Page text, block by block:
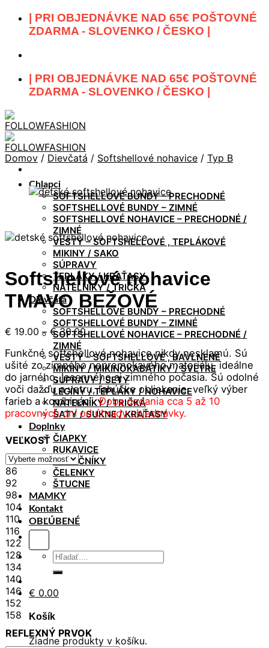
Skip
| PRI OBJEDNÁVKE NAD 65€ POŠTOVNÉ
ZDARMA - SLOVENKO / ČESKO |
| PRI OBJEDNÁVKE NAD 65€ POŠTOVNÉ
ZDARMA - SLOVENKO / ČESKO |
Chlapci
SOFTSHELLOVÉ BUNDY – PRECHODNÉ
SOFTSHELLOVÉ BUNDY – ZIMNÉ
SOFTSHELLOVÉ NOHAVICE – PRECHODNÉ /
ZIMNÉ
VESTY – SOFTSHELLOVÉ , TEPLÁKOVÉ
MIKINY / SAKO
SÚPRAVY
TEPLÁKY / KRAŤASY
NÁTELNÍKY / TRIČKÁ
Dievčatá
SOFTSHELLOVÉ BUNDY – PRECHODNÉ
SOFTSHELLOVÉ BUNDY – ZIMNÉ
SOFTSHELLOVÉ NOHAVICE – PRECHODNÉ /
ZIMNÉ
VESTY – SOFTSHELLOVÉ , BAVLNENÉ
MIKINY / MIKINOKABÁTIKY / SVETRE
SÚPRAVY / SETY
LEGÍNY / TEPLÁKY / NOHAVICE
NÁTELNÍKY / TRIČKÁ
ŠATY / SUKNE / KRAŤASY
Doplnky
ČIAPKY
RUKAVICE
NÁKRČNÍKY
ČELENKY
ŠTUCNE
MAMKY
Kontakt
OBĽÚBENÉ
Hľadať:
€ 0.00
Košík
Žiadne produkty v košíku.
Domov / Dievčatá / Softshellové nohavice / Typ B
Softshellové nohavice
TMAVO BEŽOVÉ
€ 19.00 – €30.00Price
range:
€ 19.00
through
€ 30.00
Funkčné softshellové nohavice nikdy nesklamú. Sú
ušité zo zimného nepremokavého materiálu, ideálne
do jarného, jesenného aj zimného počasia. Sú odolné
voči dažďu a vetru, ľahúčke obliekanie, veľký výber
farieb a kombinácii. Doba dodania cca 5 až 10
pracovných dní od úhrady objednávky.
VEĽKOSŤ
86
92
98
104
110
116
122
128
134
140
146
152
158
REFLEXNÝ PRVOK